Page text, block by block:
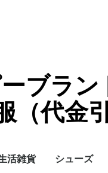
ブラ
（代金
活雑貨 シューズ